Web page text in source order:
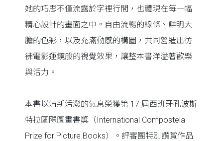
她的巧思不僅流露於字裡行間，也體現在每一幅
精心設計的畫面之中。自由流暢的線條、鮮明大
膽的色彩，以及充滿動感的構圖，共同營造出彷
彿電影運鏡般的視覺效果，讓整本書洋溢著歡樂
與活力。
本書以清新活潑的氣息榮獲第 17 屆西班牙孔波斯
特拉國際圖畫書獎（International Compostela
Prize for Picture Books）。評審團特別讚賞作品